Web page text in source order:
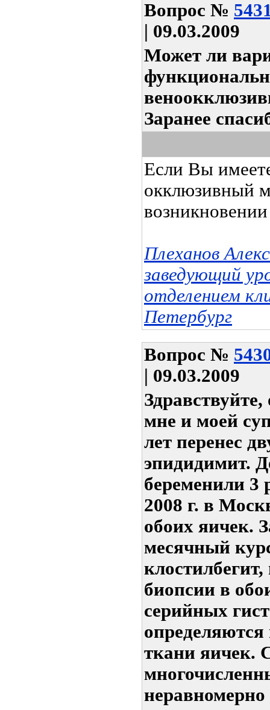
Вопрос №
| 09.03.2009
Может ли
Заранее
Если Вы
окклюзивный
Плеханов
заведующий
отделением
Петербург
Вопрос №
| 09.03.2009
мне и моей
лет перенес
эпидидимит.
беременили 3
2008 г. в
обоих яичек.
месячный
биопсии в
серийных
ткани яичек.